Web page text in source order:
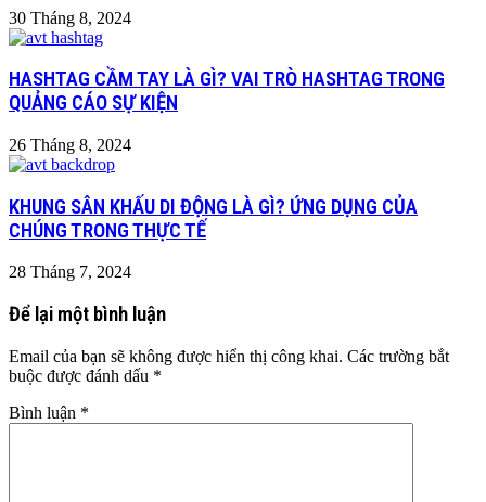
30 Tháng 8, 2024
HASHTAG CẦM TAY LÀ GÌ? VAI TRÒ HASHTAG TRONG
QUẢNG CÁO SỰ KIỆN
26 Tháng 8, 2024
KHUNG SÂN KHẤU DI ĐỘNG LÀ GÌ? ỨNG DỤNG CỦA
CHÚNG TRONG THỰC TẾ
28 Tháng 7, 2024
Để lại một bình luận
Email của bạn sẽ không được hiển thị công khai. Các trường bắt
buộc được đánh dấu *
Bình luận *